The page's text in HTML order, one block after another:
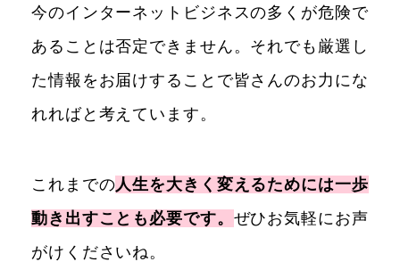
今のインターネットビジネスの多くが危険で
あることは否定できません。それでも厳選し
た情報をお届けすることで皆さんのお力にな
れればと考えています。
これまでの人生を大きく変えるためには一歩
動き出すことも必要です。 ぜひお気軽にお声
がけくださいね。